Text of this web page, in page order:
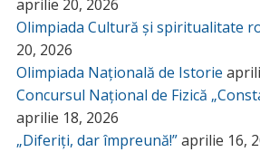
aprilie 20, 2026
Olimpiada Cultură și spiritualitate
20, 2026
Olimpiada Națională de Istorie
Concursul Național de Fizică
aprilie 18, 2026
„Diferiți, dar împreună!”aprilie 16,